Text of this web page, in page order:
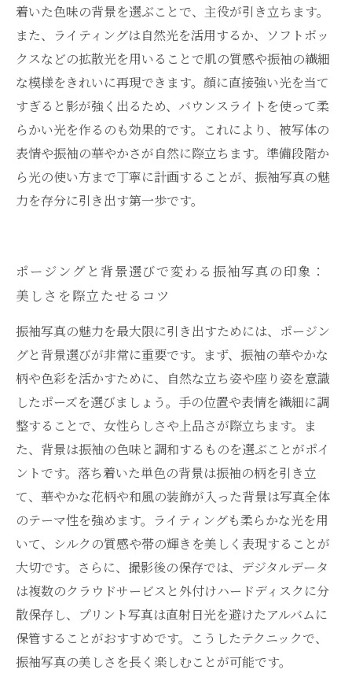
から保存まで完全ガイド
着いた色味の背景を選ぶことで、主役が引き立ちます。
また、ライティングは自然光を活用するか、ソフトボッ
クスなどの拡散光を用いることで肌の質感や振袖の繊細
な模様をきれいに再現できます。顔に直接強い光を当て
すぎると影が強く出るため、バウンスライトを使って柔
らかい光を作るのも効果的です。これにより、被写体の
表情や振袖の華やかさが自然に際立ちます。準備段階か
ら光の使い方まで丁寧に計画することが、振袖写真の魅
力を存分に引き出す第一歩です。
ポージングと背景選びで変わる振袖写真の印象：
美しさを際立たせるコツ
振袖写真の魅力を最大限に引き出すためには、ポージン
グと背景選びが非常に重要です。まず、振袖の華やかな
柄や色彩を活かすために、自然な立ち姿や座り姿を意識
したポーズを選びましょう。手の位置や表情を繊細に調
整することで、女性らしさや上品さが際立ちます。ま
た、背景は振袖の色味と調和するものを選ぶことがポイ
ントです。落ち着いた単色の背景は振袖の柄を引き立
て、華やかな花柄や和風の装飾が入った背景は写真全体
のテーマ性を強めます。ライティングも柔らかな光を用
いて、シルクの質感や帯の輝きを美しく表現することが
大切です。さらに、撮影後の保存では、デジタルデータ
は複数のクラウドサービスと外付けハードディスクに分
散保存し、プリント写真は直射日光を避けたアルバムに
保管することがおすすめです。こうしたテクニックで、
振袖写真の美しさを長く楽しむことが可能です。